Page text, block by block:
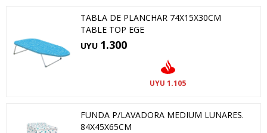
TABLA DE PLANCHAR 74X15X30CM
TABLE TOP EGE
UYU 1.300
UYU 1.105
FUNDA P/LAVADORA MEDIUM LUNARES.
84X45X65CM